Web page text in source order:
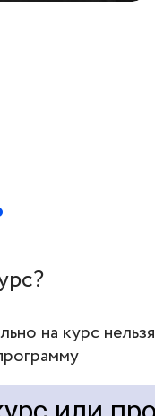
на курс